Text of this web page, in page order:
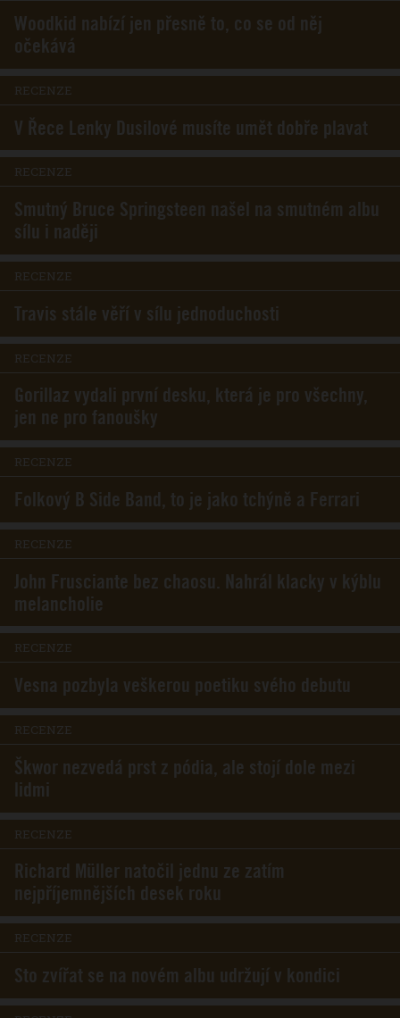
Woodkid nabízí jen přesně to, co se od něj
očekává
RECENZE
V Řece Lenky Dusilové musíte umět dobře plavat
RECENZE
Smutný Bruce Springsteen našel na smutném albu
sílu i naději
RECENZE
Travis stále věří v sílu jednoduchosti
RECENZE
Gorillaz vydali první desku, která je pro všechny,
jen ne pro fanoušky
RECENZE
Folkový B Side Band, to je jako tchýně a Ferrari
RECENZE
John Frusciante bez chaosu. Nahrál klacky v kýblu
melancholie
RECENZE
Vesna pozbyla veškerou poetiku svého debutu
RECENZE
Škwor nezvedá prst z pódia, ale stojí dole mezi
lidmi
RECENZE
Richard Müller natočil jednu ze zatím
nejpříjemnějších desek roku
RECENZE
Sto zvířat se na novém albu udržují v kondici